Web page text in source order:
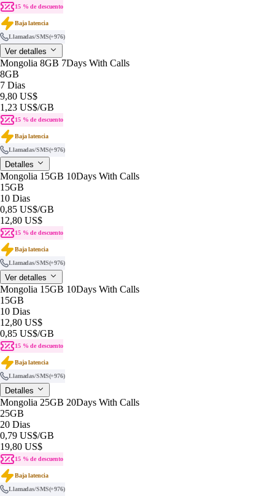
15 % de descuento
Baja latencia
Llamadas/SMS(+976)
Ver detalles
Mongolia 8GB 7Days With Calls
8GB
7 Dias
9,80 US$
1,23 US$/GB
15 % de descuento
Baja latencia
Llamadas/SMS(+976)
Detalles
Mongolia 15GB 10Days With Calls
15GB
10 Dias
0,85 US$/GB
12,80 US$
15 % de descuento
Baja latencia
Llamadas/SMS(+976)
Ver detalles
Mongolia 15GB 10Days With Calls
15GB
10 Dias
12,80 US$
0,85 US$/GB
15 % de descuento
Baja latencia
Llamadas/SMS(+976)
Detalles
Mongolia 25GB 20Days With Calls
25GB
20 Dias
0,79 US$/GB
19,80 US$
15 % de descuento
Baja latencia
Llamadas/SMS(+976)